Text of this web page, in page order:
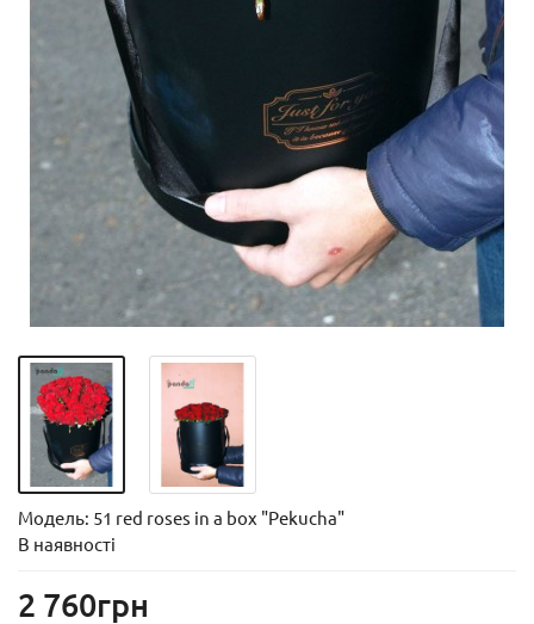
Модель: 51 red roses in a box "Pekucha"
В наявності
2 760грн